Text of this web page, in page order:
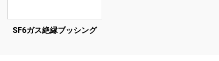
SF6ガス絶縁ブッシング